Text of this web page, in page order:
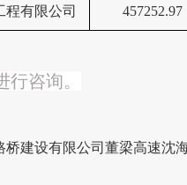
程有限公司 457252.97
行咨询。
桥建设有限公司 董梁高速沈